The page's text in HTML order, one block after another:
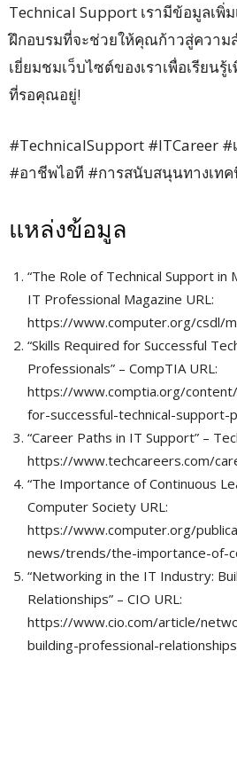
Technical Support เรามีข้อมูลเพิ่
ฝึกอบรมที่จะช่วยให้คุณก้าวสู่ความ
เยี่ยมชมเว็บไซต์ของเราเพื่อเรียน
ที่รอคุณอยู่!
#TechnicalSupport #ITCareer
#อาชีพไอที #การสนับสนุนทางเท
แหล่งข้อมูล
“The Role of Technical Support in
IT Professional Magazine URL:
https://www.computer.org/csdl/
“Skills Required for Successful
Professionals” – CompTIA URL:
https://www.comptia.org/
for-successful-technical-support-
“Career Paths in IT Support” –
https://www.techcareers.com/
“The Importance of Continuous
Computer Society URL:
https://www.computer.org/
news/trends/the-importance-of-
“Networking in the IT Industry:
Relationships” – CIO URL:
https://www.cio.com/article/
building-professional-